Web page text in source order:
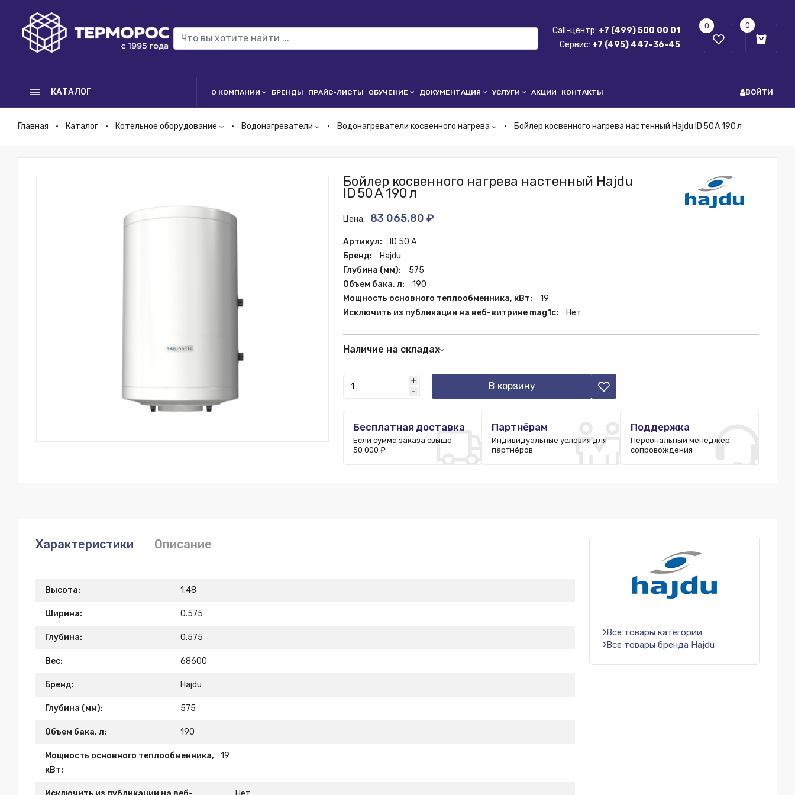
Call-центр: +7 (499) 500 00 01
Сервис: +7 (495) 447-36-45
0 0
КАТАЛОГ О КОМПАНИИ БРЕНДЫ ПРАЙС-ЛИСТЫ ОБУЧЕНИЕ ДОКУМЕНТАЦИЯ УСЛУГИ АКЦИИ КОНТАКТЫ ВОЙТИ
Главная Каталог Котельное оборудование Водонагреватели Водонагреватели косвенного нагрева Бойлер косвенного нагрева настенный Hajdu ID 50 A 190 л
Бойлер косвенного нагрева настенный Hajdu
ID 50 A 190 л
Цена: 83 065.80 ₽
Артикул:
ID 50 A
Бренд:
Hajdu
Глубина (мм):
575
Объем бака, л:
190
Мощность основного теплообменника, кВт:
19
Исключить из публикации на веб-витрине mag1c:
Нет
Наличие на складах
Москва:
Ростов-на-Дону:1 шт.
+
-
В корзину
Бесплатная доставка
Если сумма заказа свыше
50 000 ₽
Партнёрам
Индивидуальные условия для
партнёров
Поддержка
Персональный менеджер
сопровождения
Характеристики Описание
Высота: 1.48
Ширина: 0.575
Глубина: 0.575
Вес: 68600
Бренд: Hajdu
Глубина (мм): 575
Объем бака, л: 190
Мощность основного теплообменника,
кВт:
19
Все товары категории
Все товары бренда Hajdu